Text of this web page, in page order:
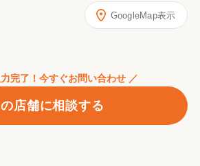
GoogleMap表示
完了！今すぐお問い合わせ ／
店舗に相談する